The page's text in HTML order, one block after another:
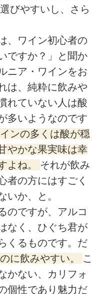
びやすいし、さら
ワイン初心者の
ですか？」と聞か
ニア・ワインをお
は、純粋に飲みや
れていない人は酸
多いようなのです
ンの多くは酸が穏
やかな果実味は幸
よね。
それが飲み
者の方にはすごく
いか、と。
のですが、アルコ
なく、ひぐち君が
くるものです。だ
に飲みやすい。
こ
かない、カリフォ
個性であり魅力だ